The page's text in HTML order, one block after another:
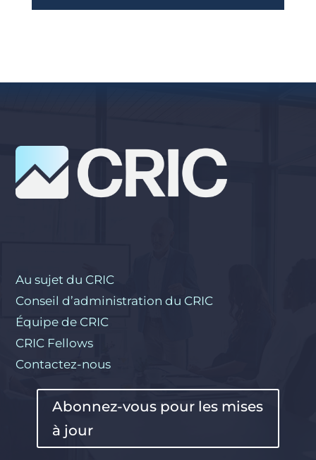
Au sujet du CRIC
Conseil d’administration du CRIC
Équipe de CRIC
CRIC Fellows
Contactez-nous
Abonnez-vous pour les mises
à jour